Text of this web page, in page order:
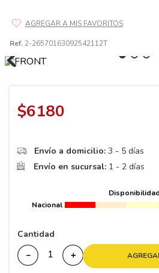
Ref. 2-26570163092542112T
$6180
Envío a domicilio: 3 - 5 días
Envío en sucursal: 1 - 2 días
Disponibilidad
Nacional
Cantidad
＋
－
6 205